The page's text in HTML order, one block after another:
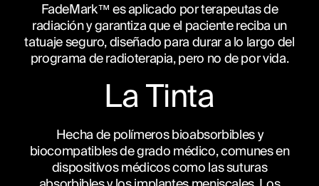
FadeMark™ es aplicado por terapeutas de
radiación y garantiza que el paciente reciba un
tatuaje seguro, diseñado para durar a lo largo del
programa de radioterapia, pero no de por vida.
La Tinta
Hecha de polímeros bioabsorbibles y
biocompatibles de grado médico, comunes en
dispositivos médicos como las suturas